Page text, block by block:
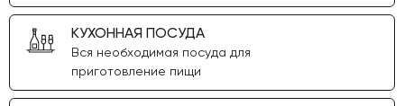
КУХОННАЯ ПОСУДА
Вся необходимая посуда для
приготовление пищи